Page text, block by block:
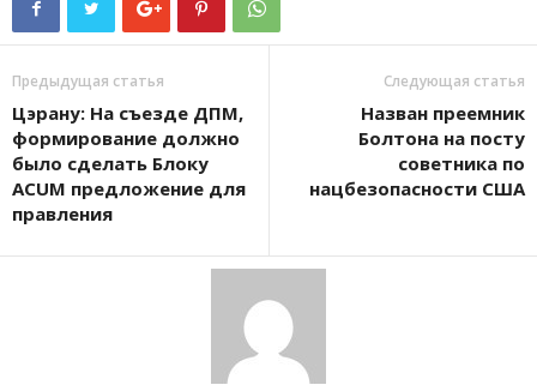
Предыдущая статья
Цэрану: На съезде ДПМ,
формирование должно
было сделать Блоку
ACUM предложение для
правления
Следующая статья
Назван преемник
Болтона на посту
советника по
нацбезопасности США